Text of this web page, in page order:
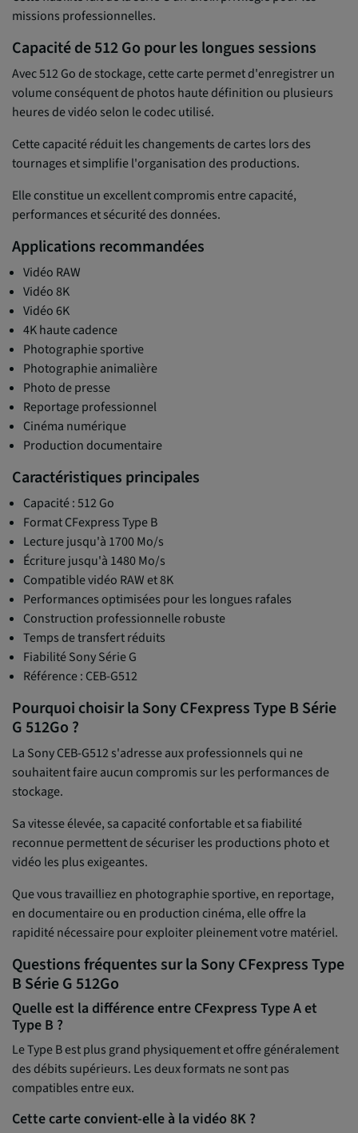
missions professionnelles.
Capacité de 512 Go pour les longues sessions
Avec 512 Go de stockage, cette carte permet d'enregistrer un
volume conséquent de photos haute définition ou plusieurs
heures de vidéo selon le codec utilisé.
Cette capacité réduit les changements de cartes lors des
tournages et simplifie l'organisation des productions.
Elle constitue un excellent compromis entre capacité,
performances et sécurité des données.
Applications recommandées
Vidéo RAW
Vidéo 8K
Vidéo 6K
4K haute cadence
Photographie sportive
Photographie animalière
Photo de presse
Reportage professionnel
Cinéma numérique
Production documentaire
Caractéristiques principales
Capacité : 512 Go
Format CFexpress Type B
Lecture jusqu'à 1700 Mo/s
Écriture jusqu'à 1480 Mo/s
Compatible vidéo RAW et 8K
Performances optimisées pour les longues rafales
Construction professionnelle robuste
Temps de transfert réduits
Fiabilité Sony Série G
Référence : CEB-G512
Pourquoi choisir la Sony CFexpress Type B Série
G 512Go ?
La Sony CEB-G512 s'adresse aux professionnels qui ne
souhaitent faire aucun compromis sur les performances de
stockage.
Sa vitesse élevée, sa capacité confortable et sa fiabilité
reconnue permettent de sécuriser les productions photo et
vidéo les plus exigeantes.
Que vous travailliez en photographie sportive, en reportage,
en documentaire ou en production cinéma, elle offre la
rapidité nécessaire pour exploiter pleinement votre matériel.
Questions fréquentes sur la Sony CFexpress Type
B Série G 512Go
Quelle est la différence entre CFexpress Type A et
Type B ?
Le Type B est plus grand physiquement et offre généralement
des débits supérieurs. Les deux formats ne sont pas
compatibles entre eux.
Cette carte convient-elle à la vidéo 8K ?